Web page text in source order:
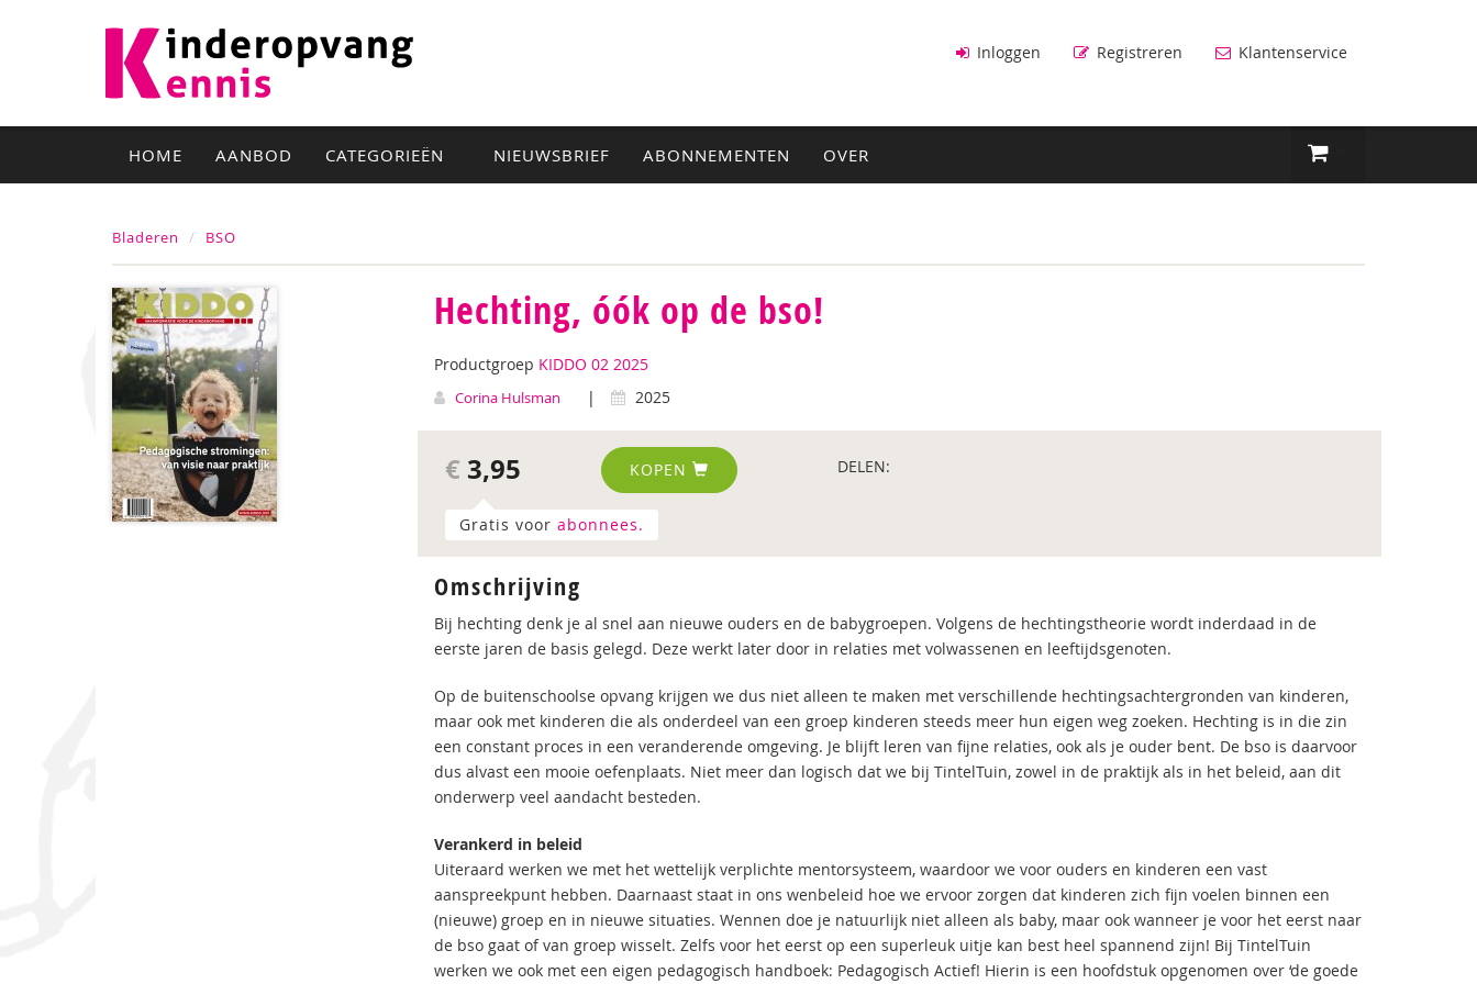
Inloggen Registreren Klantenservice
HOME AANBOD CATEGORIEËN NIEUWSBRIEF ABONNEMENTEN OVER
Bladeren BSO
Hechting, óók op de bso!
Productgroep KIDDO 02 2025
Corina Hulsman | 2025
€ 3,95 KOPEN DELEN:
Gratis voor abonnees.
Omschrijving
Bij hechting denk je al snel aan nieuwe ouders en de babygroepen. Volgens de hechtingstheorie wordt inderdaad in de
eerste jaren de basis gelegd. Deze werkt later door in relaties met volwassenen en leeftijdsgenoten.
Op de buitenschoolse opvang krijgen we dus niet alleen te maken met verschillende hechtingsachtergronden van kinderen,
maar ook met kinderen die als onderdeel van een groep kinderen steeds meer hun eigen weg zoeken. Hechting is in die zin
een constant proces in een veranderende omgeving. Je blijft leren van fijne relaties, ook als je ouder bent. De bso is daarvoor
dus alvast een mooie oefenplaats. Niet meer dan logisch dat we bij TintelTuin, zowel in de praktijk als in het beleid, aan dit
onderwerp veel aandacht besteden.
Verankerd in beleid
Uiteraard werken we met het wettelijk verplichte mentorsysteem, waardoor we voor ouders en kinderen een vast
aanspreekpunt hebben. Daarnaast staat in ons wenbeleid hoe we ervoor zorgen dat kinderen zich fijn voelen binnen een
(nieuwe) groep en in nieuwe situaties. Wennen doe je natuurlijk niet alleen als baby, maar ook wanneer je voor het eerst naar
de bso gaat of van groep wisselt. Zelfs voor het eerst op een superleuk uitje kan best heel spannend zijn! Bij TintelTuin
werken we ook met een eigen pedagogisch handboek: Pedagogisch Actief! Hierin is een hoofdstuk opgenomen over ‘de goede